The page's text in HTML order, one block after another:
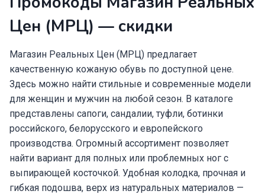
Цен (МРЦ) — скидки
Магазин Реальных Цен (МРЦ) предлагает
качественную кожаную обувь по доступной цене.
Здесь можно найти стильные и современные модели
для женщин и мужчин на любой сезон. В каталоге
представлены сапоги, сандалии, туфли, ботинки
российского, белорусского и европейского
производства. Огромный ассортимент позволяет
найти вариант для полных или проблемных ног с
выпирающей косточкой. Удобная колодка, прочная и
гибкая подошва, верх из натуральных материалов —